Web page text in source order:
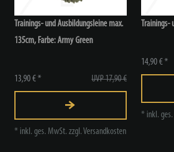
Trainings- und Ausbildungsleine max.
135cm, Farbe: Army Green
UVP 17,90 €
13,90 € *
* inkl. ges. MwSt. zzgl.Versandkosten
14,90 € *
* inkl.